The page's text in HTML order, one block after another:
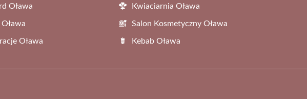
Oława Kwiaciarnia Oława
Salon Kosmetyczny Oława
Oława Kebab Oława